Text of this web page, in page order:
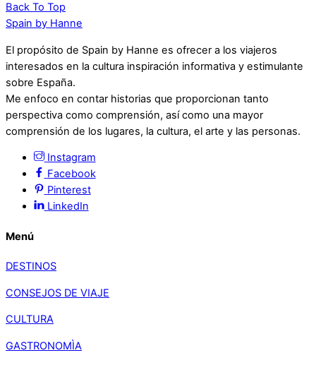
Back To Top
Spain by Hanne
El propósito de Spain by Hanne es ofrecer a los viajeros
interesados en la cultura inspiración informativa y estimulante
sobre España.
Me enfoco en contar historias que proporcionan tanto
perspectiva como comprensión, así como una mayor
comprensión de los lugares, la cultura, el arte y las personas.
Instagram
Facebook
Pinterest
LinkedIn
Menú
DESTINOS
CONSEJOS DE VIAJE
CULTURA
GASTRONOMÌA